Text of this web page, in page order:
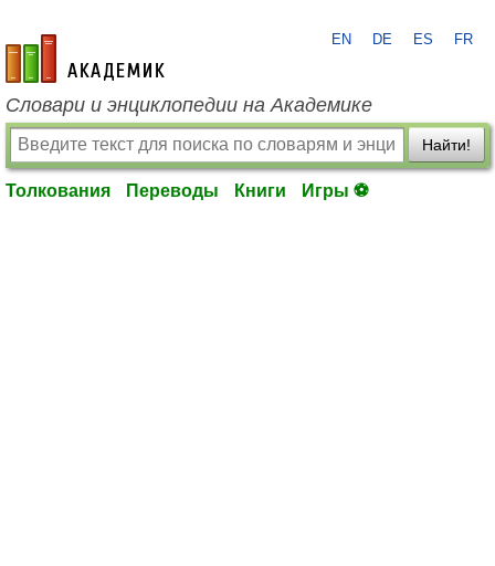
academic.ru
EN DE ES FR
Словари и энциклопедии на Академике
Найти!
Толкования Переводы Книги Игры ⚽